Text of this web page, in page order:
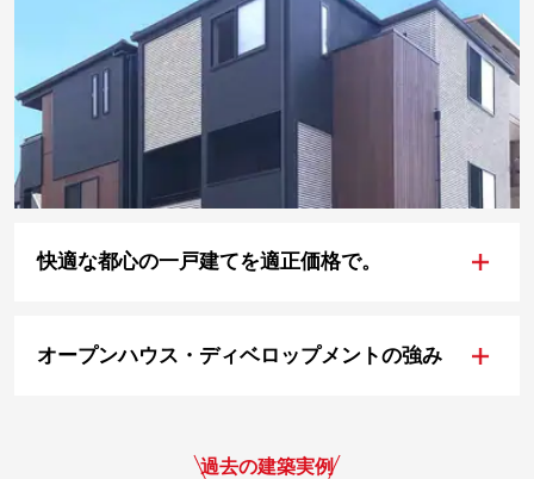
快適な都心の一戸建てを適正価格で。 +
オープンハウス・ディベロップメントの強み +
過去の建築実例